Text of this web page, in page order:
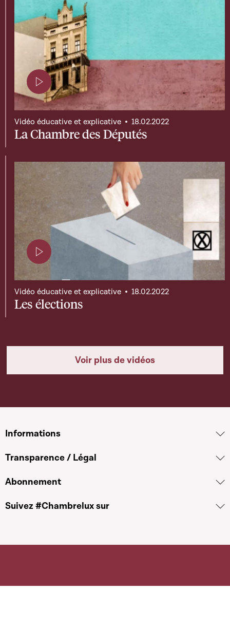
Page contenant une vidéo
La Chambre des Députés
Vidéo éducative et explicative 18.02.2022
Les élections
Vidéo éducative et explicative 18.02.2022
Voir plus de vidéos
Informations
Transparence / Légal
Abonnement
Suivez #Chambrelux sur